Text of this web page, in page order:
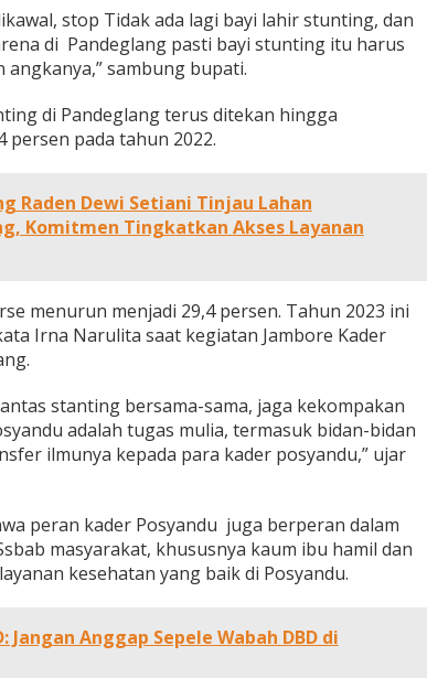
stop Tidak ada lagi bayi lahir stunting, dan
di Pandeglang pasti bayi stunting itu harus
sambung bupati.
di Pandeglang terus ditekan hingga
persen pada tahun 2022.
Raden Dewi Setiani Tinjau Lahan
Komitmen Tingkatkan Akses Layanan
menurun menjadi 29,4 persen. Tahun 2023 ini
Irna Narulita saat kegiatan Jambore Kader
stanting bersama-sama, jaga kekompakan
adalah tugas mulia, termasuk bidan-bidan
ilmunya kepada para kader posyandu,” ujar
peran kader Posyandu juga berperan dalam
masyarakat, khususnya kaum ibu hamil dan
kesehatan yang baik di Posyandu.
Jangan Anggap Sepele Wabah DBD di